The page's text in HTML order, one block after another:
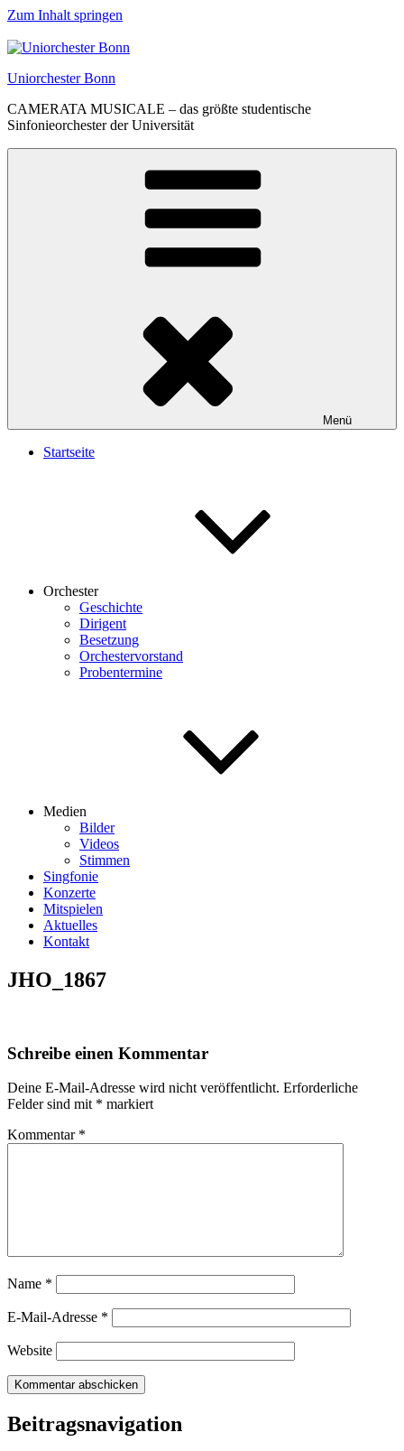
Zum Inhalt springen
Uniorchester Bonn
CAMERATA MUSICALE – das größte studentische
Sinfonieorchester der Universität
Menü
Startseite
Orchester
Geschichte
Dirigent
Besetzung
Orchestervorstand
Probentermine
Medien
Bilder
Videos
Stimmen
Singfonie
Konzerte
Mitspielen
Aktuelles
Kontakt
JHO_1867
Schreibe einen Kommentar
Deine E-Mail-Adresse wird nicht veröffentlicht. Erforderliche
Felder sind mit * markiert
Kommentar *
Name *
E-Mail-Adresse *
Website
Beitragsnavigation